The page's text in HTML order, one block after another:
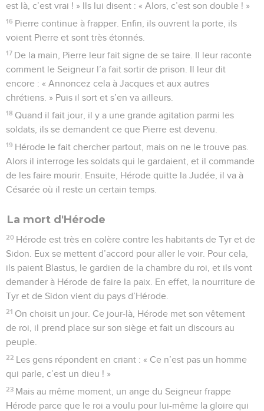
est là, c’est vrai ! » Ils lui disent : « Alors, c’est son double ! »
16 Pierre continue à frapper. Enfin, ils ouvrent la porte, ils
voient Pierre et sont très étonnés.
17 De la main, Pierre leur fait signe de se taire. Il leur raconte
comment le Seigneur l’a fait sortir de prison. Il leur dit
encore : « Annoncez cela à Jacques et aux autres
chrétiens. » Puis il sort et s’en va ailleurs.
18 Quand il fait jour, il y a une grande agitation parmi les
soldats, ils se demandent ce que Pierre est devenu.
19 Hérode le fait chercher partout, mais on ne le trouve pas.
Alors il interroge les soldats qui le gardaient, et il commande
de les faire mourir. Ensuite, Hérode quitte la Judée, il va à
Césarée où il reste un certain temps.
La mort d'Hérode
20 Hérode est très en colère contre les habitants de Tyr et de
Sidon. Eux se mettent d’accord pour aller le voir. Pour cela,
ils paient Blastus, le gardien de la chambre du roi, et ils vont
demander à Hérode de faire la paix. En effet, la nourriture de
Tyr et de Sidon vient du pays d’Hérode.
21 On choisit un jour. Ce jour-là, Hérode met son vêtement
de roi, il prend place sur son siège et fait un discours au
peuple.
22 Les gens répondent en criant : « Ce n’est pas un homme
qui parle, c’est un dieu ! »
23 Mais au même moment, un ange du Seigneur frappe
Hérode parce que le roi a voulu pour lui-même la gloire qui